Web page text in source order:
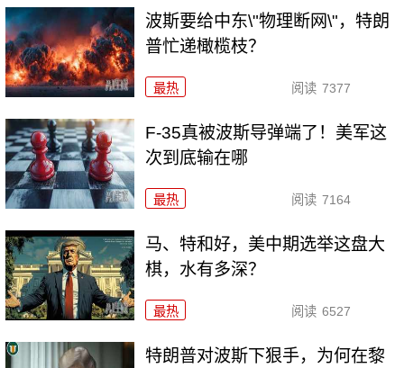
波斯要给中东\"物理断网\"，特朗
普忙递橄榄枝？
最热 阅读 7377
F-35真被波斯导弹端了！美军这
次到底输在哪
最热 阅读 7164
马、特和好，美中期选举这盘大
棋，水有多深？
最热 阅读 6527
特朗普对波斯下狠手，为何在黎